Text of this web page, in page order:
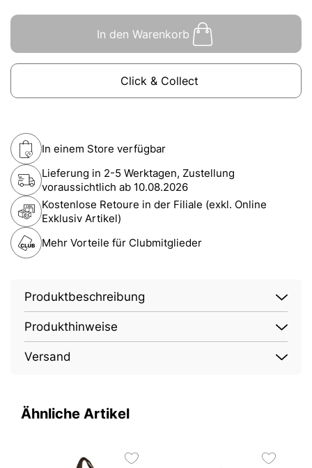
In den Warenkorb
Click & Collect
In einem Store verfügbar
Lieferung in 2-5 Werktagen, Zustellung
voraussichtlich ab 10.08.2026
Kostenlose Retoure in der Filiale (exkl. Online
Exklusiv Artikel)
Mehr Vorteile für Clubmitglieder
Produktbeschreibung
Produkthinweise
Versand
Ähnliche Artikel